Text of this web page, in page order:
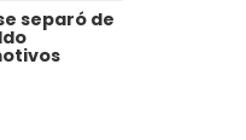
separó de